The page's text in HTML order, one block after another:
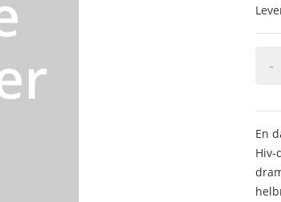
-
En
Hiv-